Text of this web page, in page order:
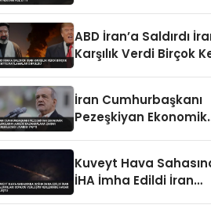
ABD İran’a Saldırdı
Karşılık Verdi Birçok
İran Cumhurbaşkanı
Pezeşkiyan Ekonomik
Verebileceği Uyarısı
Kuveyt Hava
İHA İmha Edildi İran